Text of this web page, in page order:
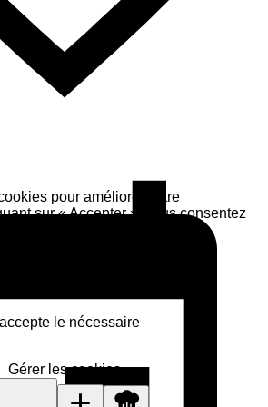
pour améliorer votre
sur « Accepter », vous consentez
le nécessaire
Gérer les cookies